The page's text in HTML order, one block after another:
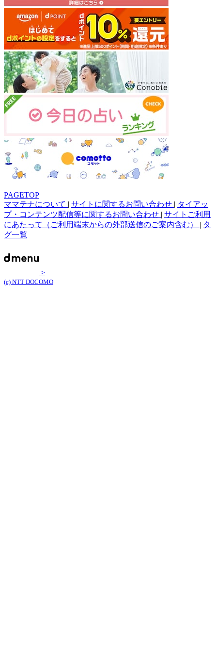
PAGETOP
ママテナについて | サイトに関するお問い合わせ | タイアッ
プ・コンテンツ配信等に関するお問い合わせ | サイトご利用
にあたって（ご利用端末からの外部送信のご案内含む） | タ
グ一覧
>
(c) NTT DOCOMO